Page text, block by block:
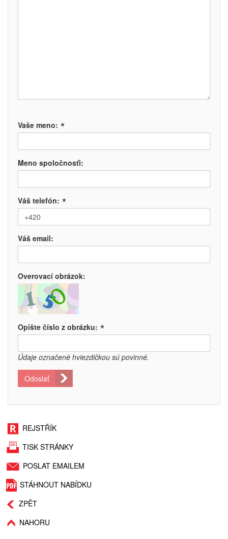
Vaše meno: *
Meno spoločnosťi:
Váš telefón: *
Váš email:
Overovací obrázok:
Opište číslo z obrázku: *
Údaje označené hviezdičkou sú povinné.
Odoslať
REJSTŘÍK
TISK STRÁNKY
POSLAT EMAILEM
STÁHNOUT NABÍDKU
ZPĚT
NAHORU